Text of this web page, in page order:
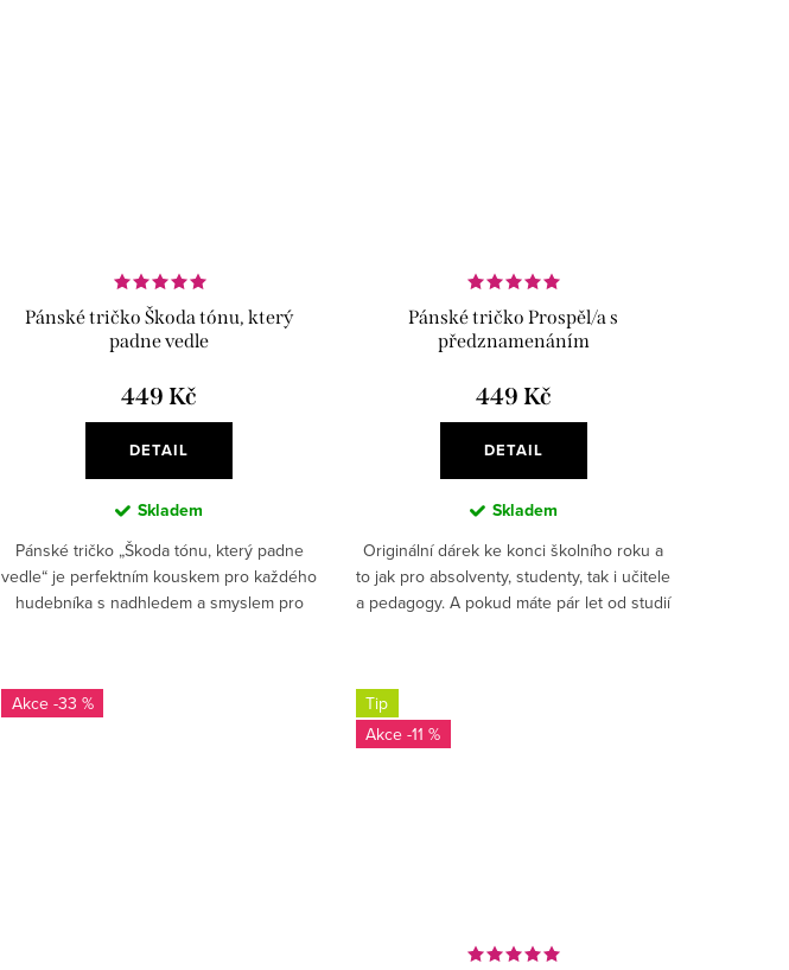
Pánské tričko Škoda tónu, který
padne vedle
449 Kč
DETAIL
Skladem
Pánské tričko „Škoda tónu, který padne
vedle“ je perfektním kouskem pro každého
hudebníka s nadhledem a smyslem pro
Pánské tričko Prospěl/a s
předznamenáním
449 Kč
DETAIL
Skladem
Originální dárek ke konci školního roku a
to jak pro absolventy, studenty, tak i učitele
a pedagogy. A pokud máte pár let od studií
-33 %
Tip
-11 %